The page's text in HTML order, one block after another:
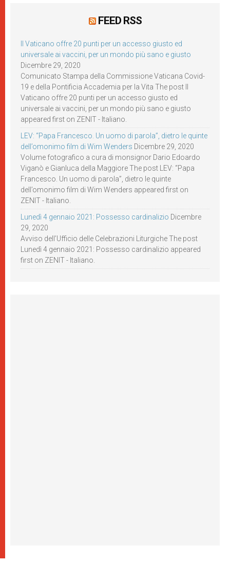
FEED RSS
Il Vaticano offre 20 punti per un accesso giusto ed
universale ai vaccini, per un mondo più sano e giusto
Dicembre 29, 2020
Comunicato Stampa della Commissione Vaticana Covid-
19 e della Pontificia Accademia per la Vita The post Il
Vaticano offre 20 punti per un accesso giusto ed
universale ai vaccini, per un mondo più sano e giusto
appeared first on ZENIT - Italiano.
LEV: “Papa Francesco. Un uomo di parola”, dietro le quinte
dell’omonimo film di Wim Wenders Dicembre 29, 2020
Volume fotografico a cura di monsignor Dario Edoardo
Viganò e Gianluca della Maggiore The post LEV: “Papa
Francesco. Un uomo di parola”, dietro le quinte
dell’omonimo film di Wim Wenders appeared first on
ZENIT - Italiano.
Lunedì 4 gennaio 2021: Possesso cardinalizio Dicembre
29, 2020
Avviso dell’Ufficio delle Celebrazioni Liturgiche The post
Lunedì 4 gennaio 2021: Possesso cardinalizio appeared
first on ZENIT - Italiano.